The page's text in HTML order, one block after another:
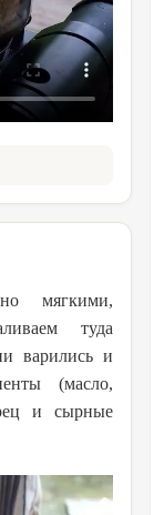
мягкими,
туда
варились и
(масло,
и сырные